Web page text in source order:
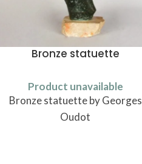
Bronze statuette
Product unavailable
Bronze statuette by Georges
Oudot